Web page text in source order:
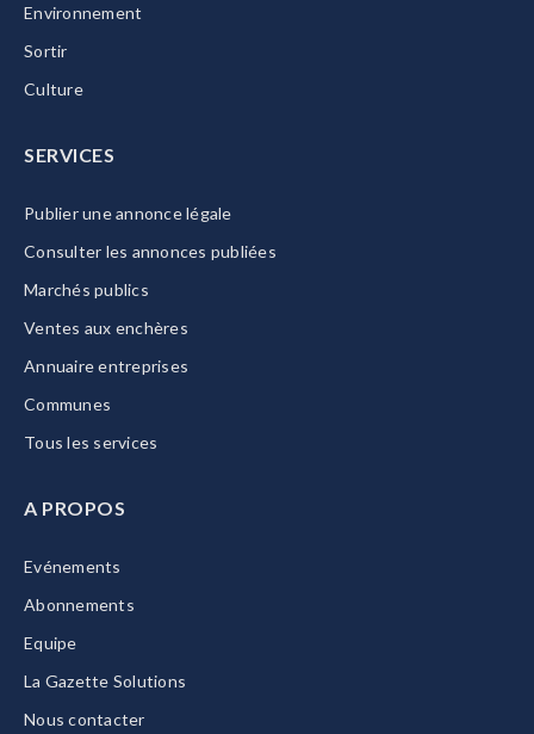
Environnement
Sortir
Culture
SERVICES
Publier une annonce légale
Consulter les annonces publiées
Marchés publics
Ventes aux enchères
Annuaire entreprises
Communes
Tous les services
A PROPOS
Evénements
Abonnements
Equipe
La Gazette Solutions
Nous contacter